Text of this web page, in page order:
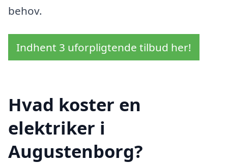
behov.
Indhent 3 uforpligtende tilbud her!
Hvad koster en
elektriker i
Augustenborg?